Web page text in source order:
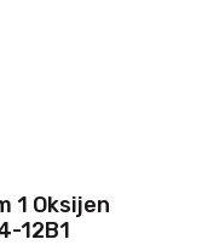
1 Oksijen
12B1